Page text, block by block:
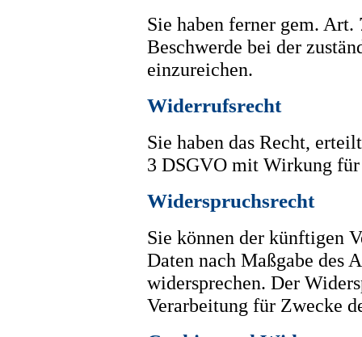
Sie haben ferner gem.
Beschwerde bei der
einzureichen.
Widerrufsrecht
Sie haben das Recht,
3 DSGVO mit Wirkung
Widerspruchsrecht
Sie können der künftigen
Daten nach Maßgabe des
widersprechen. Der
Verarbeitung für Zwecke